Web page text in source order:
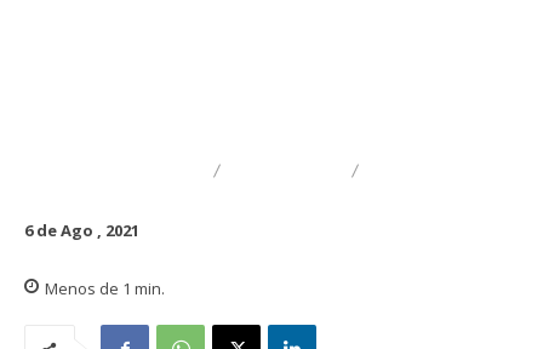
6 de Ago , 2021
Menos de 1 min.